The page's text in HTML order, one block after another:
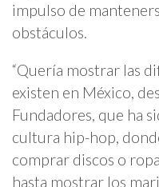
impulso de
obstáculos.
“Quería mostrar las
existen en México,
Fundadores, que ha
cultura hip-hop,
comprar discos o
hasta mostrar los